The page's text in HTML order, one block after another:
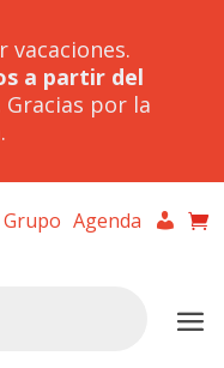
vacaciones.
a partir del
Gracias por la
Grupo Agenda